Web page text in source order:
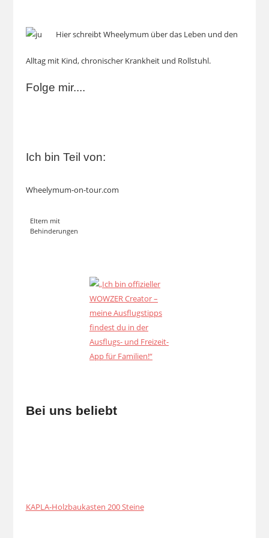
Hier schreibt Wheelymum über das Leben und den
Alltag mit Kind, chronischer Krankheit und Rollstuhl.
Folge mir....
Ich bin Teil von:
Wheelymum-on-tour.com
Eltern mit
Behinderungen
Bei uns beliebt
KAPLA-Holzbaukasten 200 Steine